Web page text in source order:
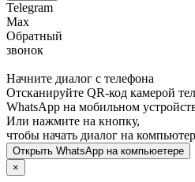
Telegram
Max
Обратный
звонок
Начните диалог с телефона
Отсканируйте QR-код камерой
WhatsApp на мобильном
Или нажмите на кнопку,
чтобы начать диалог на
Открыть WhatsApp на компьюетере
×